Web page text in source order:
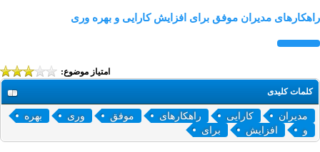
راهکارهای مدیران موفق برای افزایش کارایی و بهره وری
امتیاز موضوع:
کلمات کلیدی
مدیران کارایی راهکارهای موفق وری
بهره
و
افزایش برای